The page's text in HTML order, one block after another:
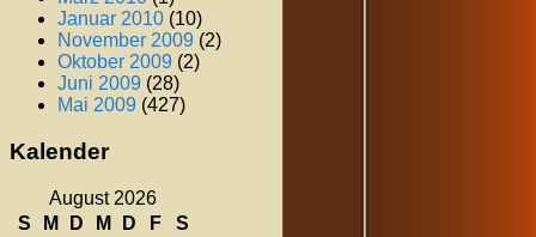
Januar 2010 (10)
November 2009 (2)
Oktober 2009 (2)
Juni 2009 (28)
Mai 2009 (427)
Kalender
August 2026
S
M D M D F
S